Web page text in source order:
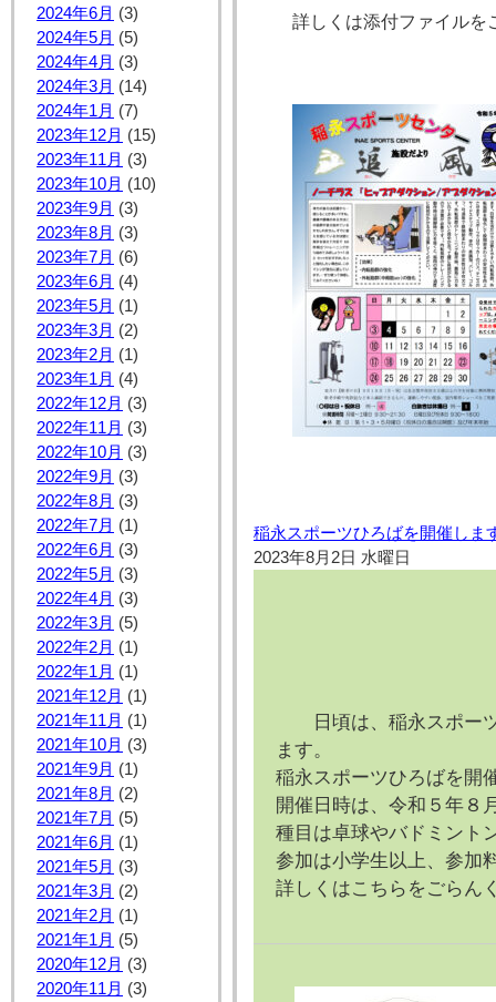
2024年6月 (3)
2024年5月 (5)
2024年4月 (3)
2024年3月 (14)
2024年1月 (7)
2023年12月 (15)
2023年11月 (3)
2023年10月 (10)
2023年9月 (3)
2023年8月 (3)
2023年7月 (6)
2023年6月 (4)
2023年5月 (1)
2023年3月 (2)
2023年2月 (1)
2023年1月 (4)
2022年12月 (3)
2022年11月 (3)
2022年10月 (3)
2022年9月 (3)
2022年8月 (3)
2022年7月 (1)
2022年6月 (3)
2022年5月 (3)
2022年4月 (3)
2022年3月 (5)
2022年2月 (1)
2022年1月 (1)
2021年12月 (1)
2021年11月 (1)
2021年10月 (3)
2021年9月 (1)
2021年8月 (2)
2021年7月 (5)
2021年6月 (1)
2021年5月 (3)
2021年3月 (2)
2021年2月 (1)
2021年1月 (5)
2020年12月 (3)
2020年11月 (3)
詳しくは添付ファイルを
稲永スポーツひろばを開催しま
2023年8月2日 水曜日
日頃は、稲永スポー
ます。
稲永スポーツひろばを開
開催日時は、令和５年８
種目は卓球やバドミント
参加は小学生以上、参加
詳しくはこちらをごらん